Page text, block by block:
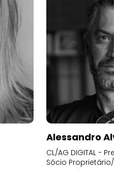
Alessandro
CL/AG DIGITAL -
Sócio